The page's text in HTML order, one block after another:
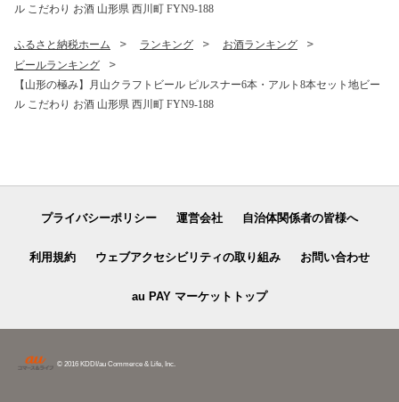
ル こだわり お酒 山形県 西川町 FYN9-188
ふるさと納税ホーム ランキング
お酒ランキング
ビールランキング
【山形の極み】月山クラフトビール ピルスナー6本・アルト8本セット地ビー
ル こだわり お酒 山形県 西川町 FYN9-188
プライバシーポリシー 運営会社 自治体関係者の皆様へ
利用規約 ウェブアクセシビリティの取り組み お問い合わせ
au PAY マーケットトップ
© 2016 KDDI/au Commerce & Life, Inc.